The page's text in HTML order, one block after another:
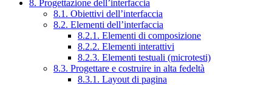
8. Progettazione dell’interfaccia
8.1. Obiettivi dell’interfaccia
8.2. Elementi dell’interfaccia
8.2.1. Elementi di composizione
8.2.2. Elementi interattivi
8.2.3. Elementi testuali (microtesti)
8.3. Progettare e costruire in alta fedeltà
8.3.1. Layout di pagina